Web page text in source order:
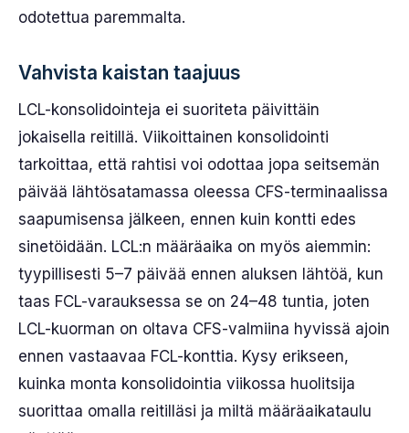
odotettua paremmalta.
Vahvista kaistan taajuus
LCL-konsolidointeja ei suoriteta päivittäin
jokaisella reitillä. Viikoittainen konsolidointi
tarkoittaa, että rahtisi voi odottaa jopa seitsemän
päivää lähtösatamassa oleessa CFS-terminaalissa
saapumisensa jälkeen, ennen kuin kontti edes
sinetöidään. LCL:n määräaika on myös aiemmin:
tyypillisesti 5–7 päivää ennen aluksen lähtöä, kun
taas FCL-varauksessa se on 24–48 tuntia, joten
LCL-kuorman on oltava CFS-valmiina hyvissä ajoin
ennen vastaavaa FCL-konttia. Kysy erikseen,
kuinka monta konsolidointia viikossa huolitsija
suorittaa omalla reitilläsi ja miltä määräaikataulu